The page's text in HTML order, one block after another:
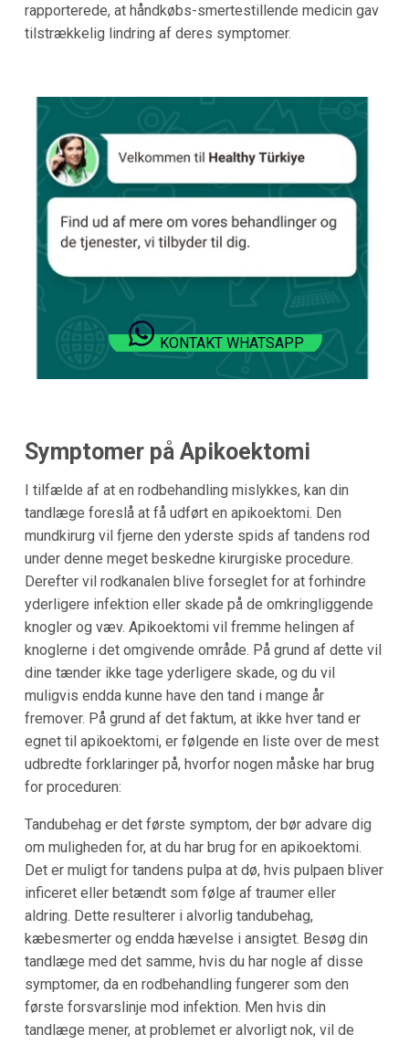
rapporterede, at håndkøbs-smertestillende medicin gav
tilstrækkelig lindring af deres symptomer.
KONTAKT WHATSAPP
Symptomer på Apikoektomi
I tilfælde af at en rodbehandling mislykkes, kan din
tandlæge foreslå at få udført en apikoektomi. Den
mundkirurg vil fjerne den yderste spids af tandens rod
under denne meget beskedne kirurgiske procedure.
Derefter vil rodkanalen blive forseglet for at forhindre
yderligere infektion eller skade på de omkringliggende
knogler og væv. Apikoektomi vil fremme helingen af
knoglerne i det omgivende område. På grund af dette vil
dine tænder ikke tage yderligere skade, og du vil
muligvis endda kunne have den tand i mange år
fremover. På grund af det faktum, at ikke hver tand er
egnet til apikoektomi, er følgende en liste over de mest
udbredte forklaringer på, hvorfor nogen måske har brug
for proceduren:
Tandubehag er det første symptom, der bør advare dig
om muligheden for, at du har brug for en apikoektomi.
Det er muligt for tandens pulpa at dø, hvis pulpaen bliver
inficeret eller betændt som følge af traumer eller
aldring. Dette resulterer i alvorlig tandubehag,
kæbesmerter og endda hævelse i ansigtet. Besøg din
tandlæge med det samme, hvis du har nogle af disse
symptomer, da en rodbehandling fungerer som den
første forsvarslinje mod infektion. Men hvis din
tandlæge mener, at problemet er alvorligt nok, vil de